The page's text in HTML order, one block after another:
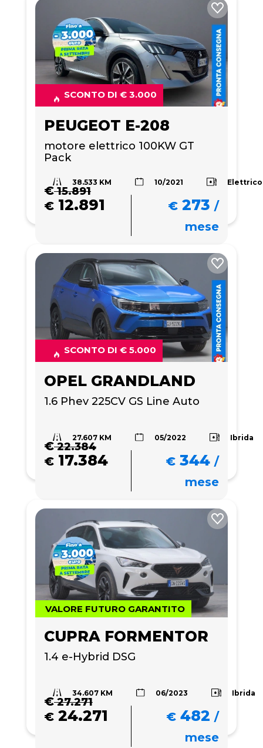
SCONTO DI € 3.000
PEUGEOT E-208
motore elettrico 100KW GT
Pack
38.533 KM 10/2021 Elettrico
€15.891
€ 12.891 € 273 /
mese
SCONTO DI € 5.000
OPEL GRANDLAND
1.6 Phev 225CV GS Line Auto
27.607 KM 05/2022 Ibrida
€22.384
€ 17.384 € 344 /
mese
VALORE FUTURO GARANTITO
CUPRA FORMENTOR
1.4 e-Hybrid DSG
34.607 KM 06/2023 Ibrida
€27.271
€ 24.271 € 482 /
mese